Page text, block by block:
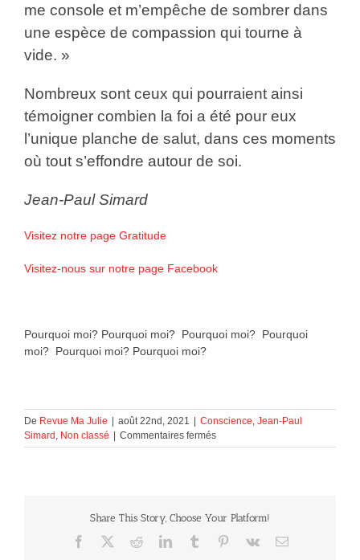
me console et m’empêche de sombrer dans
une espèce de compassion qui tourne à
vide. »
Nombreux sont ceux qui pourraient ainsi
témoigner combien la foi a été pour eux
l’unique planche de salut, dans ces moments
où tout s’effondre autour de soi.
Jean-Paul Simard
Visitez notre page Gratitude
Visitez-nous sur notre page Facebook
Pourquoi moi? Pourquoi moi? Pourquoi moi? Pourquoi
moi? Pourquoi moi? Pourquoi moi?
De Revue Ma Julie | août 22nd, 2021 | Conscience Jean-Paul
Simard Non classé | Commentaires ferméssur
Pourquoi
Share This Story, Choose Your Platform!
Facebook RedditLinkedInTumblr Pinterest
Vk Courriel